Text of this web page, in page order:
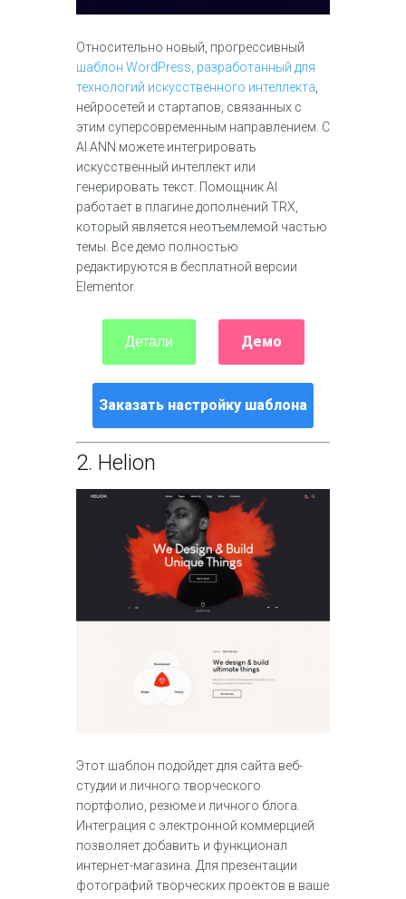
Относительно новый, прогрессивный
шаблон WordPress, разработанный для
технологий искусственного интеллекта
нейросетей и стартапов, связанных с
этим суперсовременным направлением. С
AI ANN можете интегрировать
искусственный интеллект или
генерировать текст. Помощник AI
работает в плагине дополнений TRX,
который является неотъемлемой частью
темы. Все демо полностью
редактируются в бесплатной версии
Elementor.
Детали Демо
Заказать настройку шаблона
2. Helion
Этот шаблон подойдет для сайта веб-
студии и личного творческого
портфолио, резюме и личного блога.
Интеграция с электронной коммерцией
позволяет добавить и функционал
интернет-магазина. Для презентации
фотографий творческих проектов в ваше